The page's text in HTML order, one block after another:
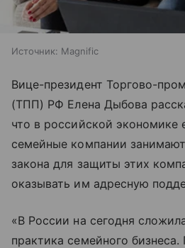
Источник: Magnific
Вице-президент Торгово-
(ТПП) РФ Елена Дыбова
что в российской экономике
семейные компании
закона для защиты этих
оказывать им адресную
«В России на сегодня
практика семейного